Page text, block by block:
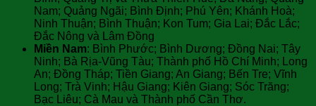
Nam; Quảng Ngãi; Bình Định; Phú Yên; Khánh Hoà;
Ninh Thuận; Bình Thuận; Kon Tum; Gia Lai; Đắc Lắc;
Đắc Nông và Lâm Đồng
Miền Nam: Bình Phước; Bình Dương; Đồng Nai; Tây
Ninh; Bà Rịa-Vũng Tàu; Thành phố Hồ Chí Minh; Long
An; Đồng Tháp; Tiền Giang; An Giang; Bến Tre; Vĩnh
Long; Trà Vinh; Hậu Giang; Kiên Giang; Sóc Trăng;
Bạc Liêu; Cà Mau và Thành phố Cần Thơ.